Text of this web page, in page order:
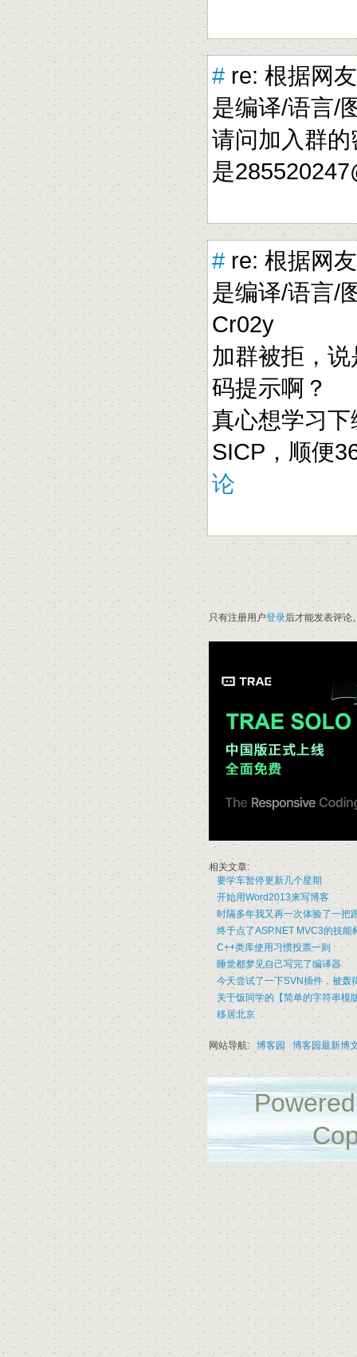
# re: 根据网
是编译/语言/
请问加入群
是
# re: 根据网
是编译/语言/
Cr02y
加群被拒，
码提示啊？
真心想学习
SICP，顺便
论
只有注册用户登录后才能发表评论
相关文章:
要学车暂停更新几个星期
开始用Word2013来写博客
时隔多年我又再一次体验了一把
终于点了ASP.NET MVC3的技能
C++类库使用习惯投票一则
睡觉都梦见自己写完了编译器
今天尝试了一下SVN插件，被轰
关于饭同学的【简单的字符串模
移居北京
网站导航:博客园 博客园最新博